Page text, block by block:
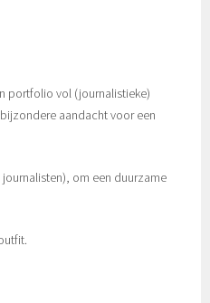
portfolio vol (journalistieke)
aandacht voor een
om een duurzame